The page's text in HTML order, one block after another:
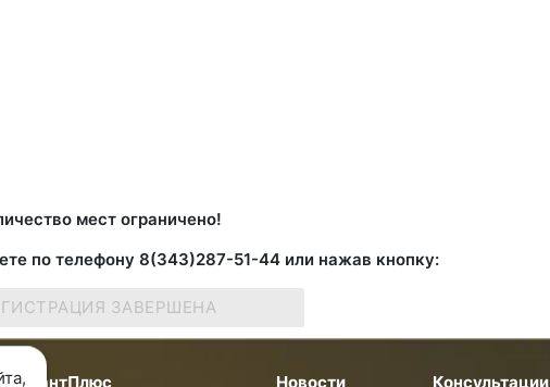
мест ограничено!
по телефону 8(343)287-51-44 или нажав кнопку:
ЗАВЕРШЕНА
Новости Консультации